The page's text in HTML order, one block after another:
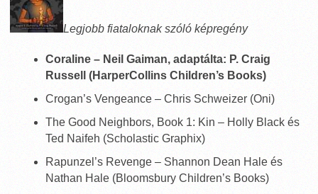
Legjobb fiataloknak szóló képregény
Coraline – Neil Gaiman, adaptálta: P. Craig
Russell (HarperCollins Children’s Books)
Crogan’s Vengeance – Chris Schweizer (Oni)
The Good Neighbors, Book 1: Kin – Holly Black és
Ted Naifeh (Scholastic Graphix)
Rapunzel’s Revenge – Shannon Dean Hale és
Nathan Hale (Bloomsbury Children’s Books)